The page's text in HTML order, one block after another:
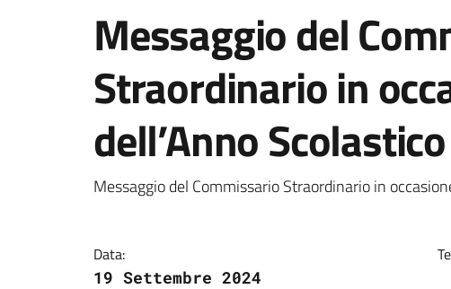
Messaggio del
Straordinario in
dell’Anno
Dettagli della notizia
Messaggio del Commissario Straordinario in
Data:
19 Settembre 2024